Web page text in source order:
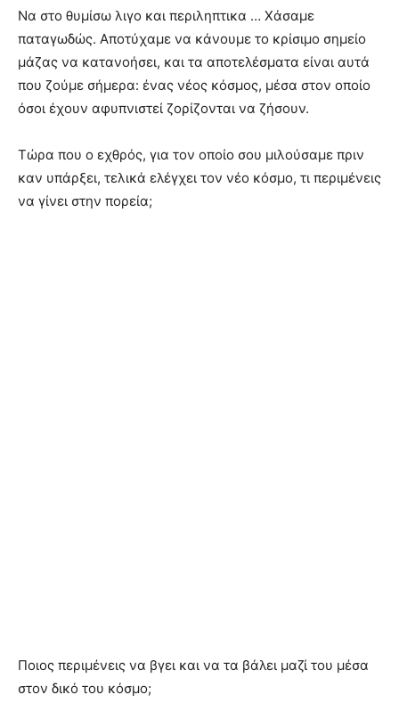
Να στο θυμίσω λιγο και περιληπτικα … Χάσαμε
παταγωδώς. Αποτύχαμε να κάνουμε το κρίσιμο σημείο
μάζας να κατανοήσει, και τα αποτελέσματα είναι αυτά
που ζούμε σήμερα: ένας νέος κόσμος, μέσα στον οποίο
όσοι έχουν αφυπνιστεί ζορίζονται να ζήσουν.
Τώρα που ο εχθρός, για τον οποίο σου μιλούσαμε πριν
καν υπάρξει, τελικά ελέγχει τον νέο κόσμο, τι περιμένεις
να γίνει στην πορεία;
Ποιος περιμένεις να βγει και να τα βάλει μαζί του μέσα
στον δικό του κόσμο;